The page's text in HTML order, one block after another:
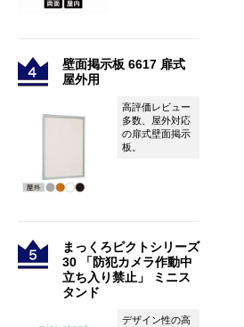
壁面掲示板 6617 扉式
屋外用
高評価レビュー
多数、屋外対応
の扉式壁面掲示
板。
まっくろピクトシリーズ
30 「防犯カメラ作動中
立ち入り禁止」 ミニス
タンド
デザイン性の高